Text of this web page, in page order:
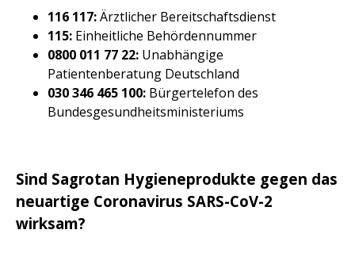
116 117:Ärztlicher Bereitschaftsdienst
115: Einheitliche Behördennummer
0800 011 77 22: Unabhängige
Patientenberatung Deutschland
030 346 465 100: Bürgertelefon des
Bundesgesundheitsministeriums
Sind Sagrotan Hygieneprodukte gegen das
neuartige Coronavirus SARS-CoV-2
wirksam?